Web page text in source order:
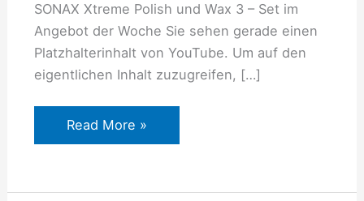
SONAX Xtreme Polish und Wax 3 – Set im
Angebot der Woche Sie sehen gerade einen
Platzhalterinhalt von YouTube. Um auf den
eigentlichen Inhalt zuzugreifen, […]
mit
Applikationschwamm
und
Poliertuch
Read More »